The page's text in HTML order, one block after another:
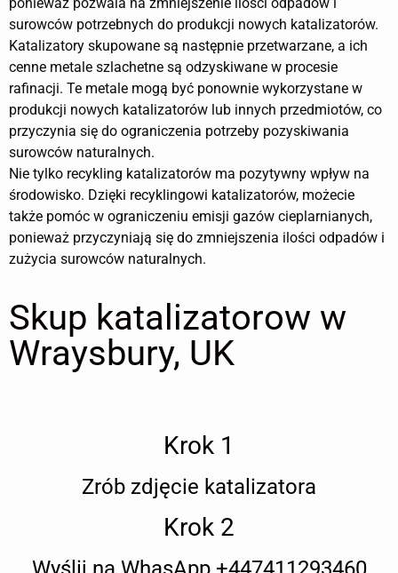
surowców potrzebnych do produkcji nowych katalizatorów.
Katalizatory skupowane są następnie przetwarzane, a ich
cenne metale szlachetne są odzyskiwane w procesie
rafinacji. Te metale mogą być ponownie wykorzystane w
produkcji nowych katalizatorów lub innych przedmiotów, co
przyczynia się do ograniczenia potrzeby pozyskiwania
surowców naturalnych.
Nie tylko recykling katalizatorów ma pozytywny wpływ na
środowisko. Dzięki recyklingowi katalizatorów, możecie
także pomóc w ograniczeniu emisji gazów cieplarnianych,
ponieważ przyczyniają się do zmniejszenia ilości odpadów i
zużycia surowców naturalnych.
Skup katalizatorow w
Wraysbury, UK
Krok 1
Zrób zdjęcie katalizatora
Krok 2